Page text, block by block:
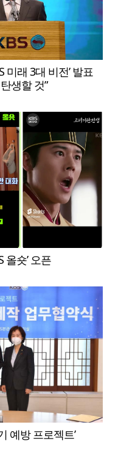
미래 3대 비전’ 발표
생할 것”
올숏’ 오픈
예방 프로젝트’